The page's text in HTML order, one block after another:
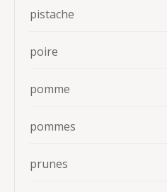
pistache
poire
pomme
pommes
prunes